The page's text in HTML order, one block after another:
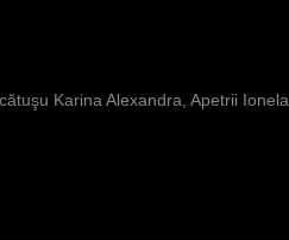
Karina Alexandra, Apetrii Ionela.